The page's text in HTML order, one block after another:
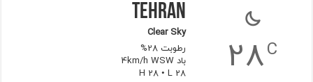
28C
Tehran
Clear Sky
رطوبت 28%
باد 4km/h WSW
H 28 • L 28